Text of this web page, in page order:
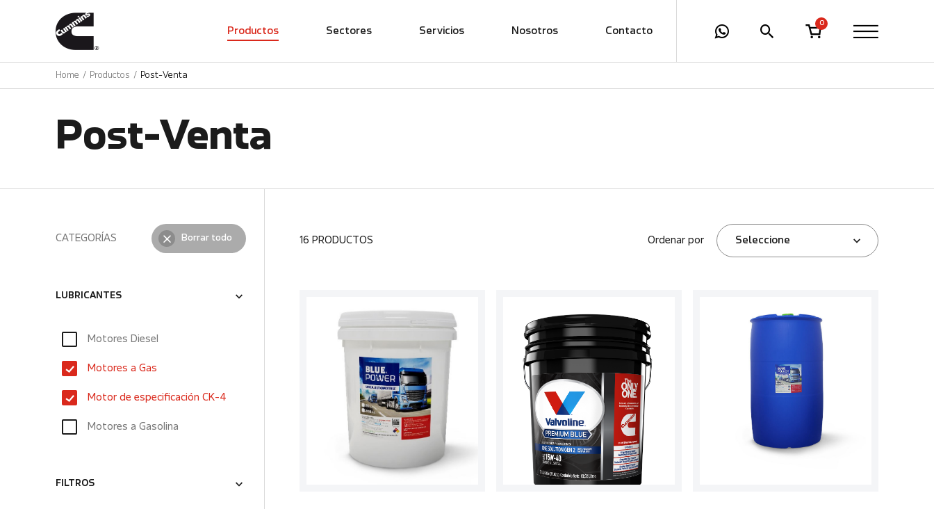
Productos Sectores Servicios Nosotros Contacto
0
Home Productos Post-Venta
Post-Venta
CATEGORÍAS Borrar todo
LUBRICANTES
Motores Diesel
Motores a Gas
Motor de especificación CK-4
Motores a Gasolina
FILTROS
16 PRODUCTOS Ordenar por Seleccione